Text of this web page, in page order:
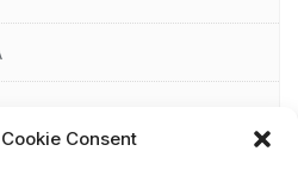
Consent